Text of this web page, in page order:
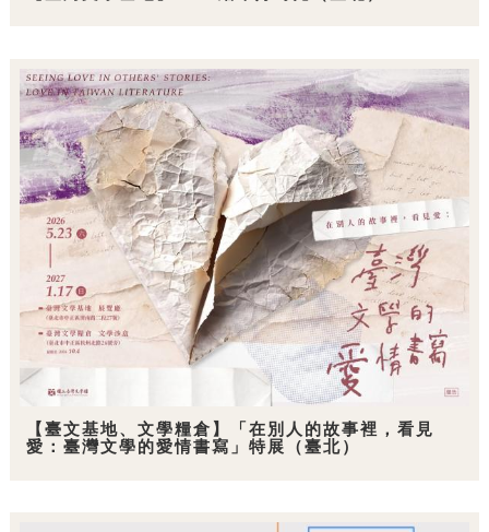
【臺文基地、文學糧倉】「在別人的故事裡，看見
愛：臺灣文學的愛情書寫」特展（臺北）